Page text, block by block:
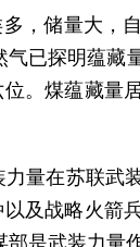
，储量大，
已探明蕴藏
。煤蕴藏量
力量在苏联
及战略火箭
是武装力量